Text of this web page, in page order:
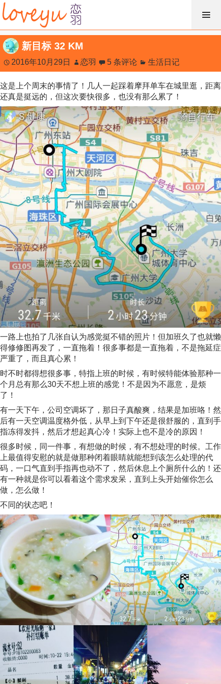
跳
过
内
容
新目标 32 KM
2016年10月29日 恋羽 5 条评论 生活日记
这是上个周末的事情了！几人一起踩着摩拜单车在城里逛，距离
还真是挺远的，但这次要快很多，也没有那么累了！
一路上也拍了几张自认为感觉挺不错的照片！但加班久了也就懒
得修修图再发了，一直拖着！很多事都是一直拖着，不是拖延症
严重了，而且真心累！
时不时都得想很多事，特指上班的时候，有时候特能体验那种一
个月总有那么30天不想上班的感觉！不是因为不愿意，是烦
了！
有一天下午，公司空调坏了，那日子真酸爽，结果是加班咯！然
后有一天空调温度格外低，从早上到下午还是很舒服的，直到手
指冻得发抖，然后才想起真心冷！实际上也不是冷的原因！
很多时候，同一件事，有想做的时候，有不想处理的时候。工作
上最值得安慰的就是做那种闭着眼睛就能想到该怎么处理的代
码，一口气直到手指再也动不了，然后休息上个厕所什么的！还
有一种就是你可以看着这个需求发呆，直到上头开始催你怎么
做，怎么做！
不同的状态吧！